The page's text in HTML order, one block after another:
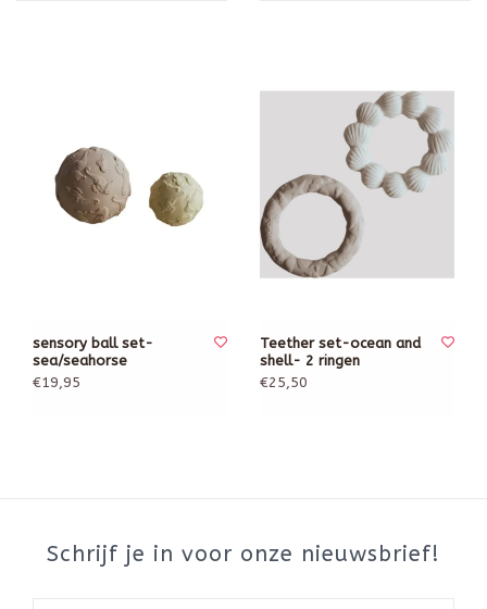
sensory ball set-
sea/seahorse
€19,95
Teether set-ocean and
shell- 2 ringen
€25,50
Schrijf je in voor onze nieuwsbrief!